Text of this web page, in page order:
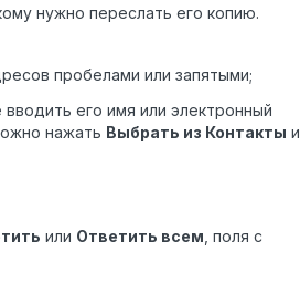
нужно переслать его копию.
пробелами или запятыми;
вводить его имя или электронный
нажать Выбрать из Контакты и
или Ответить всем , поля с